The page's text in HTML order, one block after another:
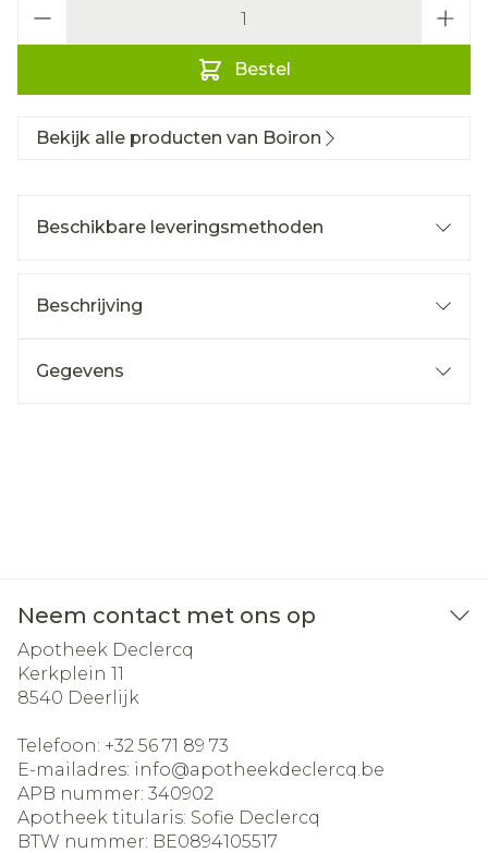
Bestel
Bekijk alle producten van Boiron
Beschikbare leveringsmethoden
Beschrijving
Gegevens
Neem contact met ons op
Apotheek Declercq
Kerkplein 11
8540 Deerlijk
Telefoon: +32 56 71 89 73
E-mailadres: info@apotheekdeclercq.be
APB nummer: 340902
Apotheek titularis: Sofie Declercq
BTW nummer: BE0894105517